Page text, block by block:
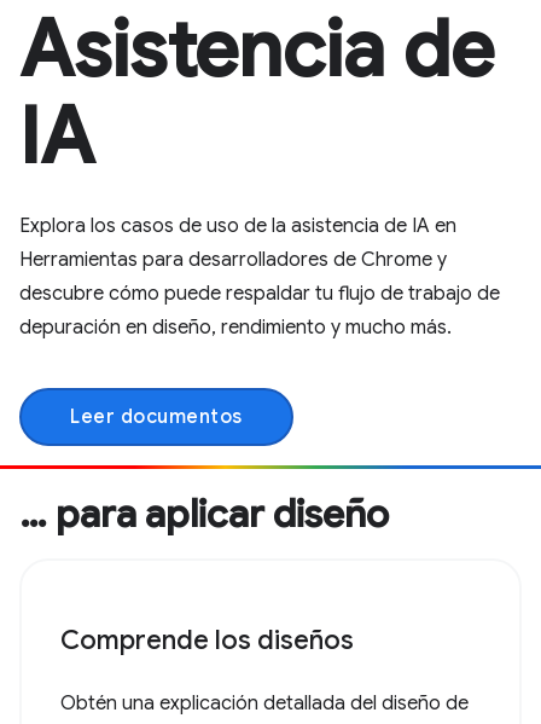
Asistencia de
IA
Explora los casos de uso de la asistencia de IA en
Herramientas para desarrolladores de Chrome y
descubre cómo puede respaldar tu flujo de trabajo de
depuración en diseño, rendimiento y mucho más.
Leer documentos
… para aplicar diseño
Comprende los diseños
Obtén una explicación detallada del diseño de